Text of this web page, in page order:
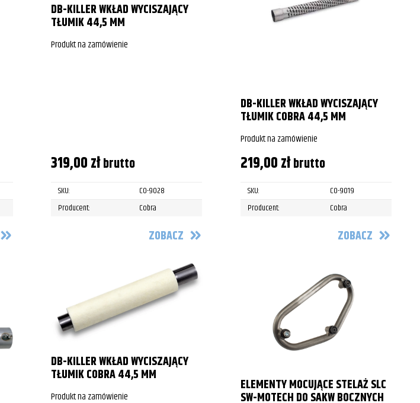
DB-KILLER WKŁAD WYCISZAJĄCY
TŁUMIK 44,5 MM
Produkt na zamówienie
319,00złbrutto
SKU:
CO-9028
Producent:
Cobra
ZOBACZ
DB-KILLER WKŁAD WYCISZAJĄCY
TŁUMIK COBRA 44,5 MM
Produkt na zamówienie
219,00złbrutto
SKU:
CO-9019
Producent:
Cobra
ZOBACZ
DB-KILLER WKŁAD WYCISZAJĄCY
TŁUMIK COBRA 44,5 MM
Produkt na zamówienie
ELEMENTY MOCUJĄCE STELAŻ SLC
SW-MOTECH DO SAKW BOCZNYCH